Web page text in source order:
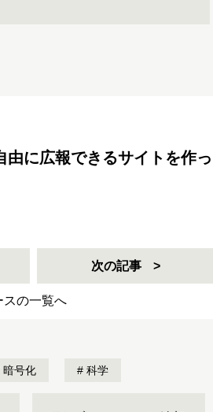
に広報できるサイトを作っ
次の記事
スの一覧へ
暗号化 科学